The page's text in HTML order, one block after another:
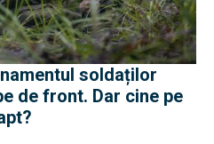
soldaților
de front. Dar cine pe